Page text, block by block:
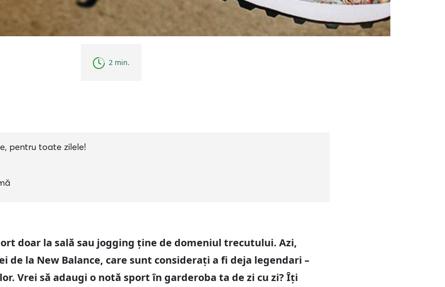
Femei Inspirații și trenduri
2 min.
pentru toate zilele!
doar la sală sau jogging ține de domeniul trecutului. Azi,
de la New Balance, care sunt considerați a fi deja legendari –
Vrei să adaugi o notă sport în garderoba ta de zi cu zi? Îți